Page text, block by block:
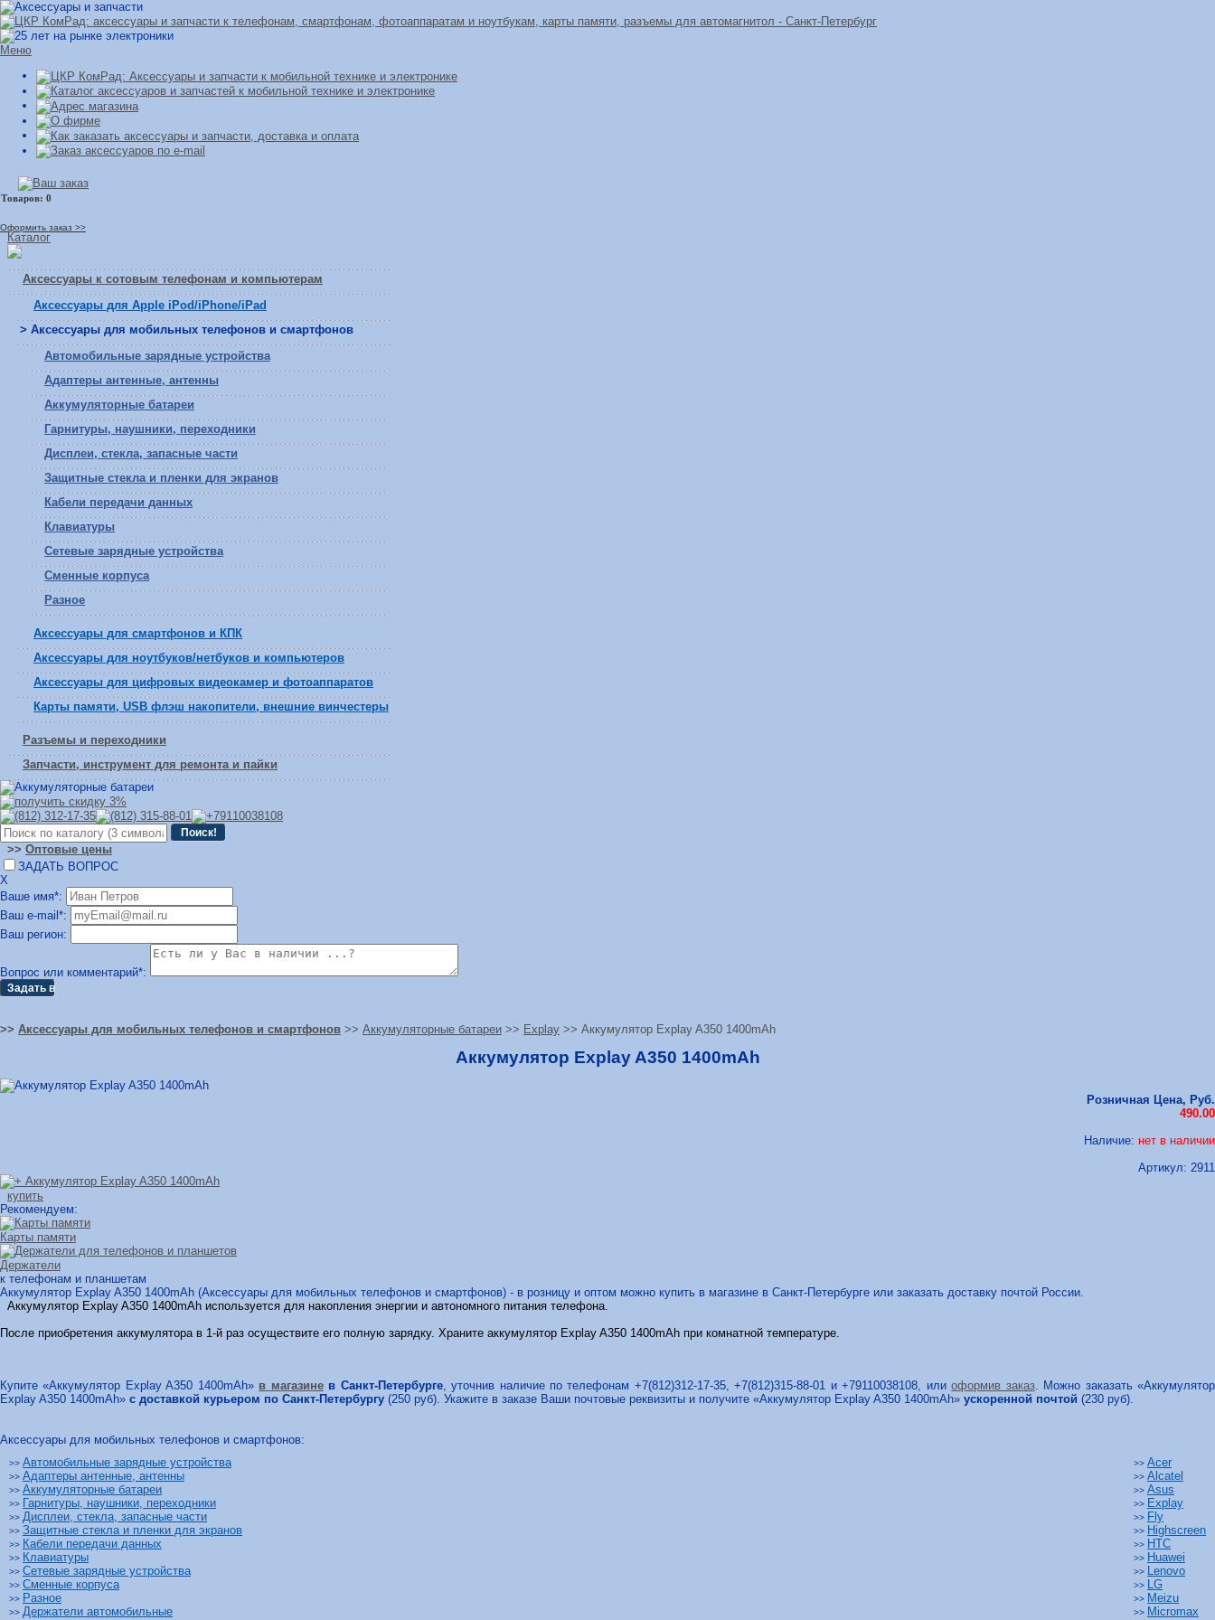
Меню
Оформить заказ >>
Каталог
Аксессуары к сотовым телефонам и компьютерам
Аксессуары для Apple iPod/iPhone/iPad
> Аксессуары для мобильных телефонов и смартфонов
Автомобильные зарядные устройства
Адаптеры антенные, антенны
Аккумуляторные батареи
Гарнитуры, наушники, переходники
Дисплеи, стекла, запасные части
Защитные стекла и пленки для экранов
Кабели передачи данных
Клавиатуры
Сетевые зарядные устройства
Сменные корпуса
Разное
Аксессуары для смартфонов и КПК
Аксессуары для ноутбуков/нетбуков и компьютеров
Аксессуары для цифровых видеокамер и фотоаппаратов
Карты памяти, USB флэш накопители, внешние винчестеры
Разъемы и переходники
Запчасти, инструмент для ремонта и пайки
>> Оптовые цены
ЗАДАТЬ ВОПРОС
Х
Ваше имя*:
Ваш e-mail*:
Ваш регион:
Вопрос или комментарий*:
>> Аксессуары для мобильных телефонов и смартфонов >> Аккумуляторные батареи >> Explay >> Аккумулятор Explay A350 1400mAh
Аккумулятор Explay A350 1400mAh
Розничная Цена, Руб.
490.00
Наличие: нет в наличии
Артикул: 2911
купить
Рекомендуем:
Карты памяти
Держатели
к телефонам и планшетам
Аккумулятор Explay A350 1400mAh (Аксессуары для мобильных телефонов и смартфонов) - в розницу и оптом можно купить в магазине в Санкт-Петербурге или заказать доставку почтой России.
Аккумулятор Explay A350 1400mAh используется для накопления энергии и автономного питания телефона.
После приобретения аккумулятора в 1-й раз осуществите его полную зарядку. Храните аккумулятор Explay A350 1400mAh при комнатной температуре.
Купите «Аккумулятор Explay A350 1400mAh» в магазинев Санкт-Петербурге, уточнив наличие по телефонам +7(812)312-17-35, +7(812)315-88-01 и +79110038108, илиоформив заказ. Можно заказать «Аккумулятор
Explay A350 1400mAh» с доставкой курьером по Санкт-Петербургу (250 руб). Укажите в заказе Ваши почтовые реквизиты и получите «Аккумулятор Explay A350 1400mAh» ускоренной почтой (230 руб).
Аксессуары для мобильных телефонов и смартфонов:
>> Автомобильные зарядные устройства
>> Адаптеры антенные, антенны
>> Аккумуляторные батареи
>> Гарнитуры, наушники, переходники
>> Дисплеи, стекла, запасные части
>> Защитные стекла и пленки для экранов
>> Кабели передачи данных
>> Клавиатуры
>> Сетевые зарядные устройства
>> Сменные корпуса
>> Разное
>> Держатели автомобильные
>> Acer
>> Alcatel
>> Asus
>> Explay
>> Fly
>> Highscreen
>> HTC
>> Huawei
>> Lenovo
>> LG
>> Meizu
>> Micromax